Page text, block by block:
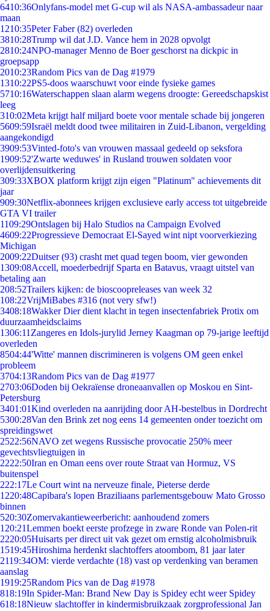
6410:36Onlyfans-model met G-cup wil als NASA-ambassadeur naar
maan
1210:35Peter Faber (82) overleden
3810:28Trump wil dat J.D. Vance hem in 2028 opvolgt
2810:24NPO-manager Menno de Boer geschorst na dickpic in
groepsapp
2010:23Random Pics van de Dag #1979
1310:22PS5-doos waarschuwt voor einde fysieke games
5710:16Waterschappen slaan alarm wegens droogte: Gereedschapskist
leeg
310:02Meta krijgt half miljard boete voor mentale schade bij jongeren
5609:59Israël meldt dood twee militairen in Zuid-Libanon, vergelding
aangekondigd
3909:53Vinted-foto's van vrouwen massaal gedeeld op seksfora
1909:52'Zwarte weduwes' in Rusland trouwen soldaten voor
overlijdensuitkering
309:33XBOX platform krijgt zijn eigen "Platinum" achievements dit
jaar
909:30Netflix-abonnees krijgen exclusieve early access tot uitgebreide
GTA VI trailer
1109:29Ontslagen bij Halo Studios na Campaign Evolved
4609:22Progressieve Democraat El-Sayed wint nipt voorverkiezing
Michigan
2009:22Duitser (93) crasht met quad tegen boom, vier gewonden
1309:08Accell, moederbedrijf Sparta en Batavus, vraagt uitstel van
betaling aan
208:52Trailers kijken: de bioscoopreleases van week 32
108:22VrijMiBabes #316 (not very sfw!)
3408:18Wakker Dier dient klacht in tegen insectenfabriek Protix om
duurzaamheidsclaims
1306:11 Zangeres en Idols-jurylid Jerney Kaagman op 79-jarige leeftijd
overleden
8504:44'Witte' mannen discrimineren is volgens OM geen enkel
probleem
3704:13Random Pics van de Dag #1977
2703:06Doden bij Oekraïense droneaanvallen op Moskou en Sint-
Petersburg
3401:01Kind overleden na aanrijding door AH-bestelbus in Dordrecht
5300:28Van den Brink zet nog eens 14 gemeenten onder toezicht om
spreidingswet
2522:56NAVO zet wegens Russische provocatie 250% meer
gevechtsvliegtuigen in
2222:50Iran en Oman eens over route Straat van Hormuz, VS
buitenspel
222:17Le Court wint na nerveuze finale, Pieterse derde
1220:48Capibara's lopen Braziliaans parlementsgebouw Mato Grosso
binnen
520:30Zomervakantieweerbericht: aanhoudend zomers
1 20:21Lemmen boekt eerste profzege in zware Ronde van Polen-rit
2220:05Huisarts per direct uit vak gezet om ernstig alcoholmisbruik
1519:45Hiroshima herdenkt slachtoffers atoombom, 81 jaar later
2119:34OM: vierde verdachte (18) vast op verdenking van beramen
aanslag
1919:25Random Pics van de Dag #1978
818:19In Spider-Man: Brand New Day is Spidey echt weer Spidey
618:18Nieuw slachtoffer in kindermisbruikzaak zorgprofessional Jan